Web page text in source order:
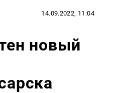
14.09.2022, 11:04
новый